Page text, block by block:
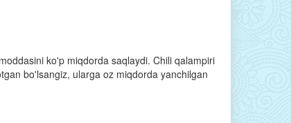
ko'p miqdorda saqlaydi. Chili qalampiri
bo'lsangiz, ularga oz miqdorda yanchilgan